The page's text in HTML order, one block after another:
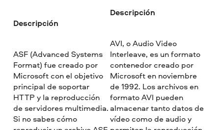
Descripción
ASF (Advanced Systems
Format) fue creado por
Microsoft con el objetivo
principal de soportar
HTTP y la reproducción
de servidores multimedia.
Si no sabes cómo
Descripción
AVI, o Audio Video
Interleave, es un formato
contenedor creado por
Microsoft en noviembre
de 1992. Los archivos en
formato AVI pueden
almacenar tanto datos de
vídeo como de audio y